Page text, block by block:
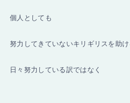
個人としても
努力してきていないキリギリスを助
日々努力している訳ではなく